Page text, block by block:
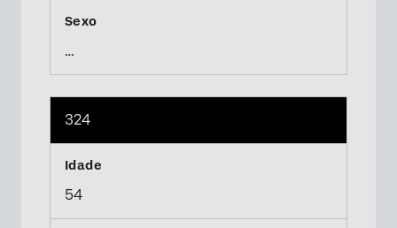
…
324
54